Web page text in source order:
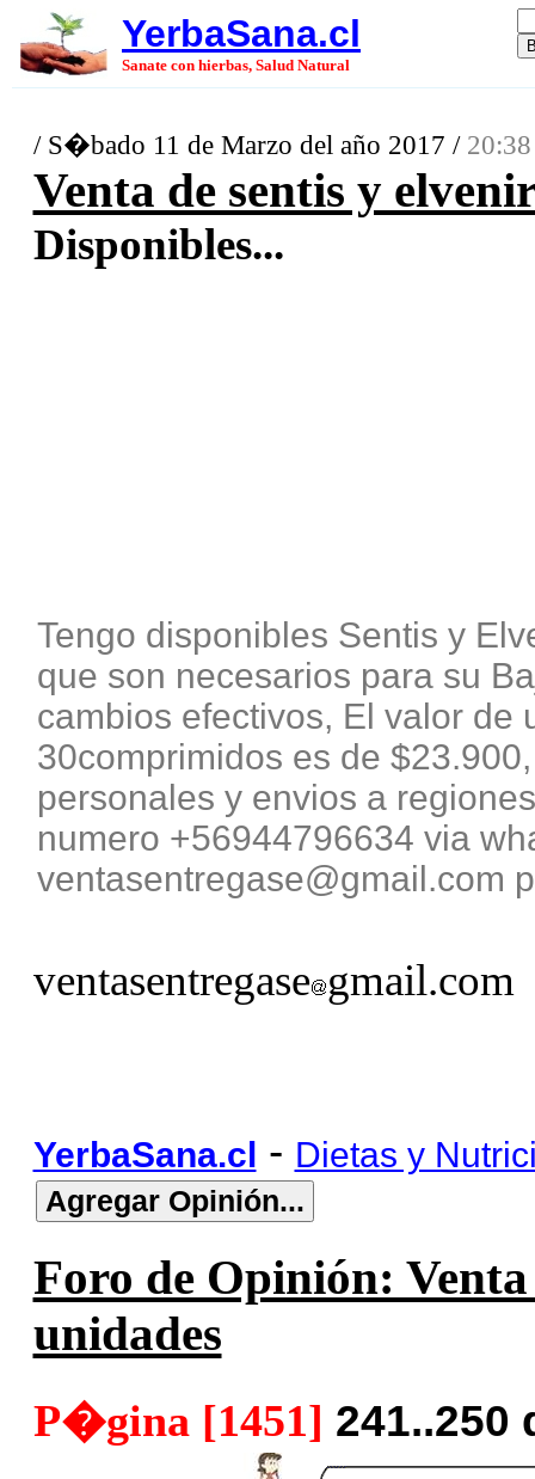
YerbaSana.cl
Sanate con hierbas, Salud Natural
/ S�bado 11 de Marzo del año 2017 /
Venta de sentis y
Disponibles...
Tengo disponibles Sentis y
que son necesarios para su
cambios efectivos, El valor de
30comprimidos es de
personales y envios a
numero +56944796634 via
ventasentregase@gmail.com
ventasentregase gmail.com
YerbaSana.cl - Dietas y
Foro de Opinión:
unidades
P�gina [1451] 241..250